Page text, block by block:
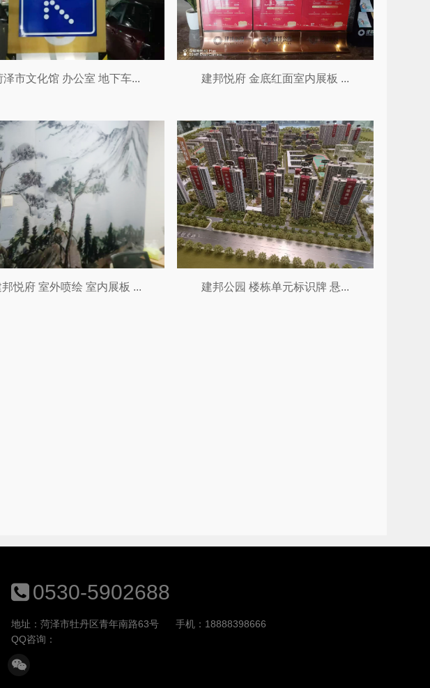
泽市文化馆 办公室 地下车... 建邦悦府 金底红面室内展板 ...
悦府 室外喷绘 室内展板 ... 建邦公园 楼栋单元标识牌 悬...
0530-5902688
地址：菏泽市牡丹区青年南路63号
手机：18888398666
QQ咨询：